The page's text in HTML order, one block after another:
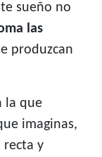
sueño no
las
produzcan
la que
imaginas,
recta y